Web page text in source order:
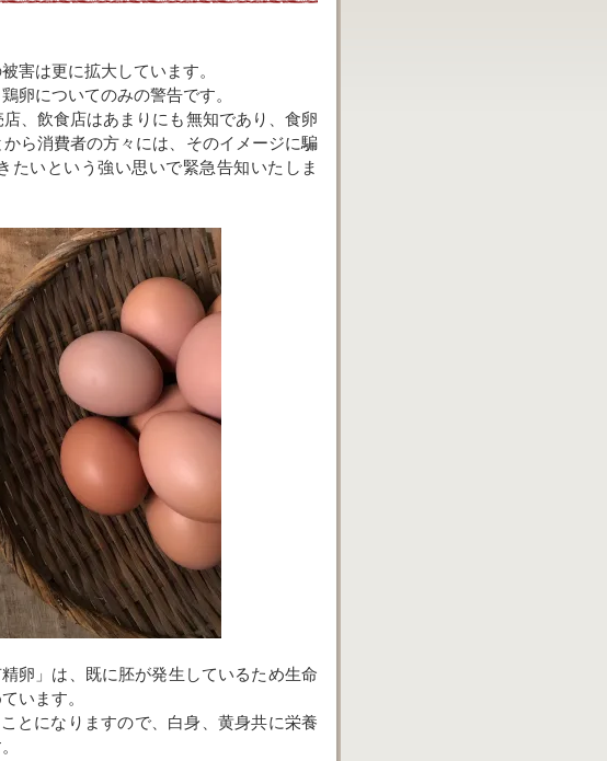
害は更に拡大しています。
卵についてのみの警告です。
、飲食店はあまりにも無知であり、食卵
ら消費者の方々には、そのイメージに騙
たいという強い思いで緊急告知いたしま
卵」は、既に胚が発生しているため生命
います。
とになりますので、白身、黄身共に栄養